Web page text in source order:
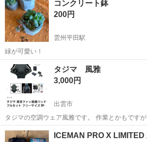
以上 <勤務地> 島根県 出雲市 <最寄駅>高浜駅 "初
け"は…...
コンクリート鉢
200円
雲州平田駅
緑が可愛い！
島根 出雲市 雲州平田駅
タジマ 風雅
3,000円
出雲市
タジマの空調ウェア風雅です。 作業とかもですが
うと思います！ 家の中で試着しただけですので
型は付いていないので着ていって自分の体に合っ
島根 出雲市
ICEMAN PRO X LIMITED